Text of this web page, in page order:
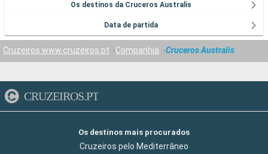
Os destinos da Cruceros Australis
Data de partida
Cruzeiros www.cruzeiros.pt Companhia Cruceros Australis
CRUZEIROS.PT
Os destinos mais procurados
Cruzeiros pelo Mediterrâneo